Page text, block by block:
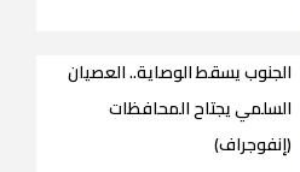
الجنوب يسقط الوصاية.. العصيان
السلمي يجتاح المحافظات
(إنفوجراف)